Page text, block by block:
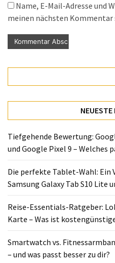
Name, E-Mail-Adresse und
meinen nächsten Kommentar
NEUESTE
Tiefgehende Bewertung:
und Google Pixel 9 – Welches
Die perfekte Tablet-Wahl: Ein
Samsung Galaxy Tab S10 Lite
Reise-Essentials-Ratgeber:
Karte – Was ist
Smartwatch vs.
– und was passt besser zu dir?